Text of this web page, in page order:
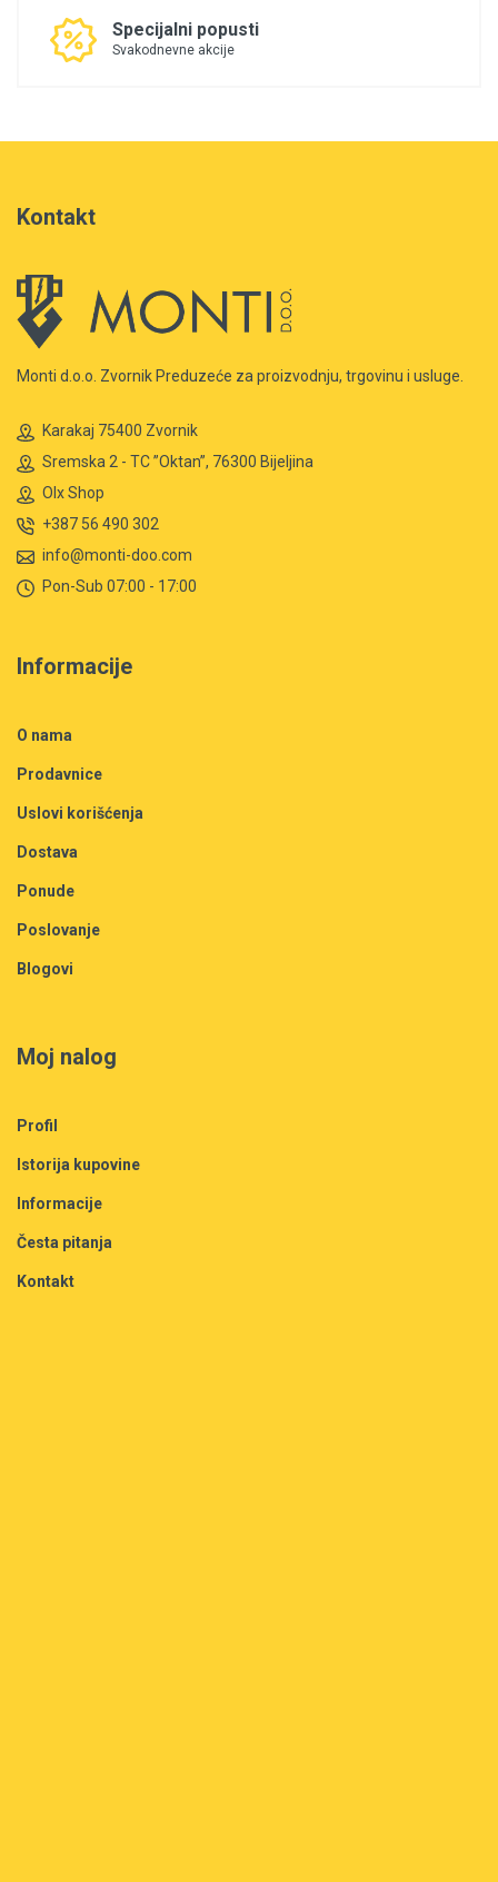
Specijalni popusti
Svakodnevne akcije
Kontakt
Monti d.o.o. Zvornik Preduzeće za proizvodnju, trgovinu i usluge.
Karakaj 75400 Zvornik
Sremska 2 - TC ”Oktan”, 76300 Bijeljina
Olx Shop
+387 56 490 302
info@monti-doo.com
Pon-Sub 07:00 - 17:00
Informacije
O nama
Prodavnice
Uslovi korišćenja
Dostava
Ponude
Poslovanje
Blogovi
Moj nalog
Profil
Istorija kupovine
Informacije
Česta pitanja
Kontakt